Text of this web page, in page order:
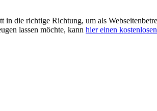
die richtige Richtung, um als
lassen möchte, kann hier einen